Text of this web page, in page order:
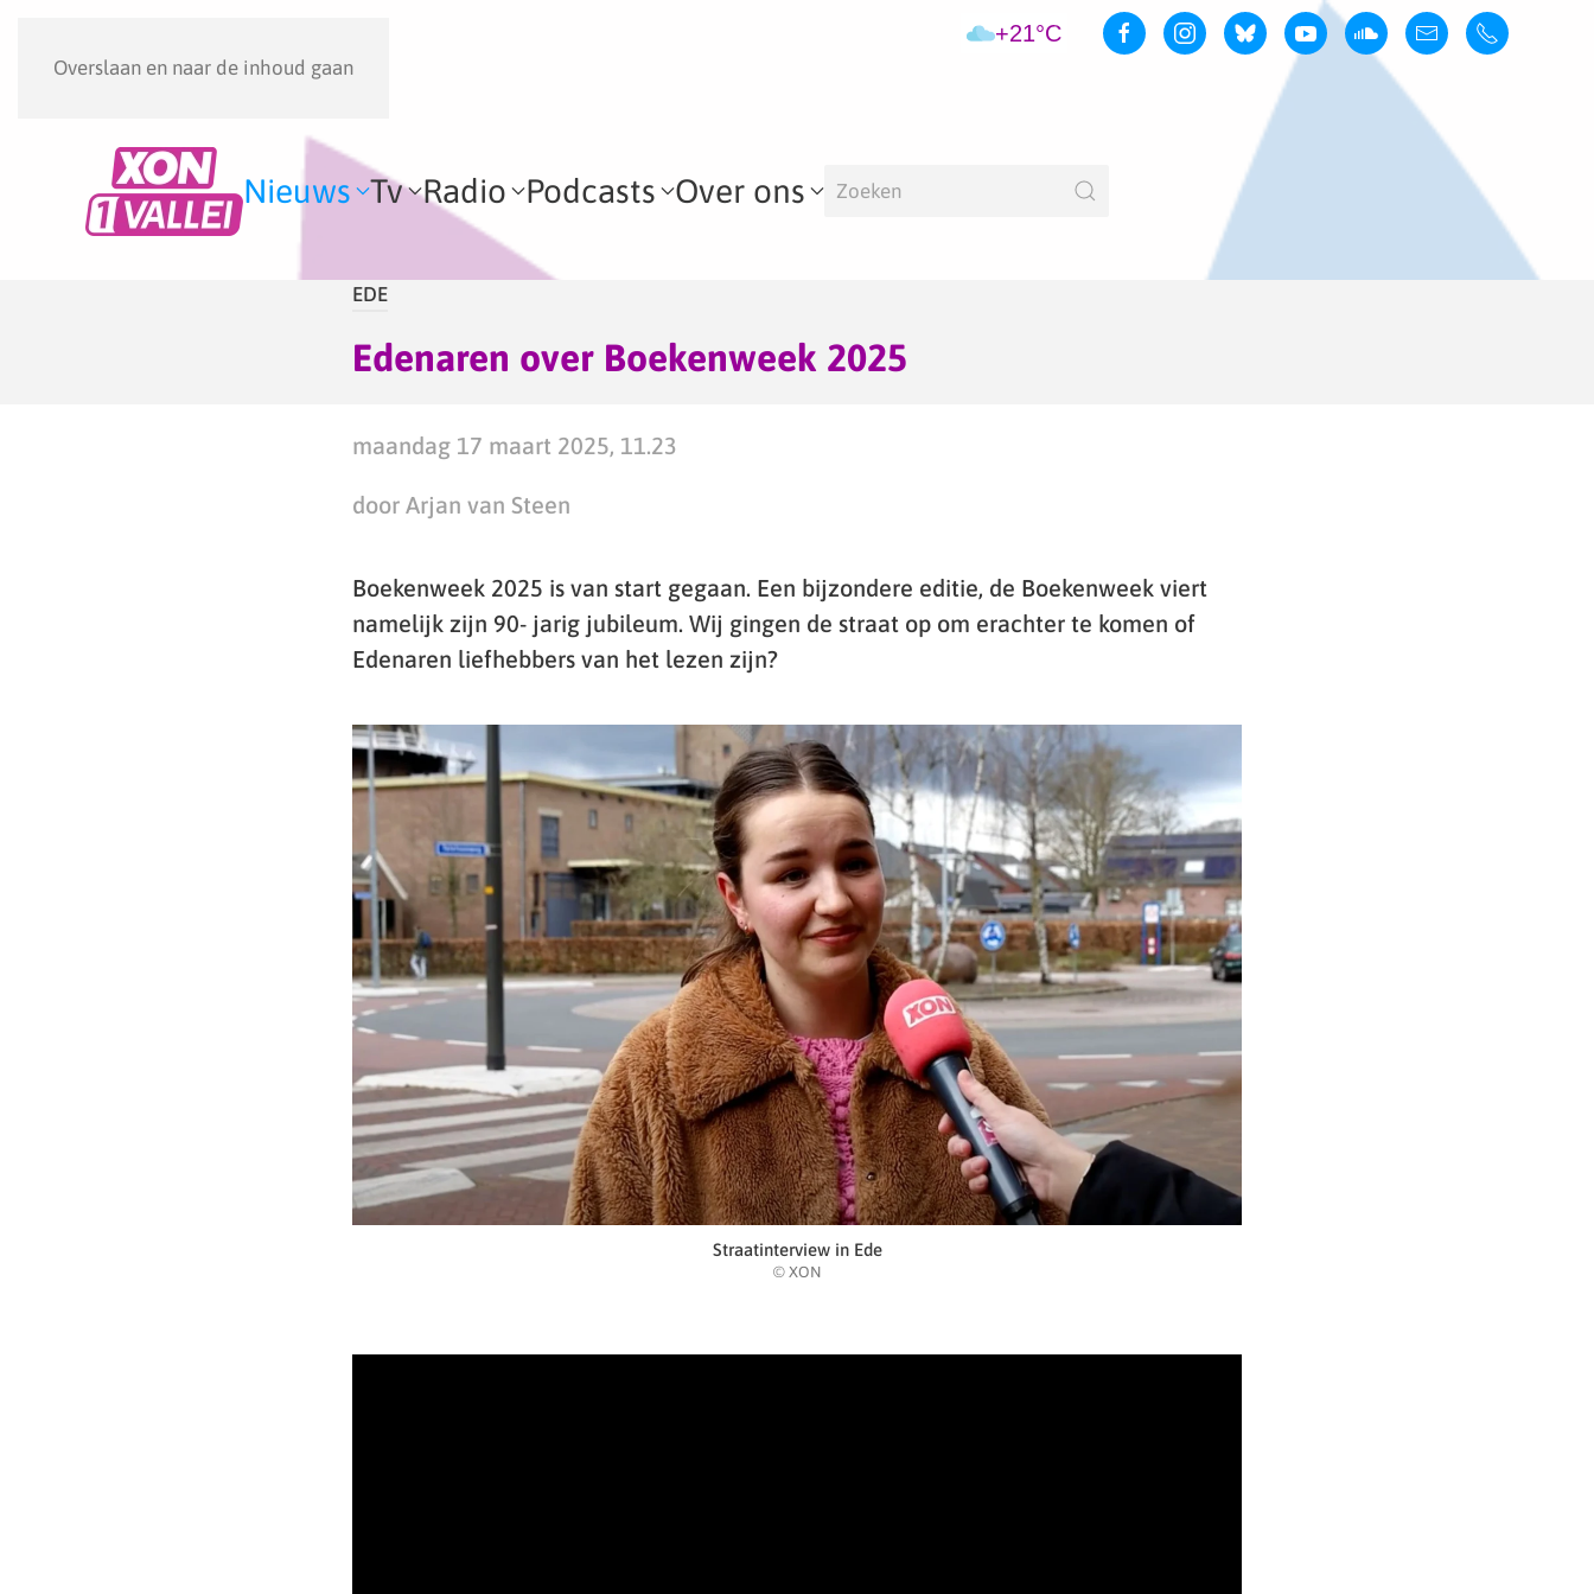
Overslaan en naar de inhoud gaan
+21°C
Nieuws Tv Radio Podcasts Over ons
EDE
Edenaren over Boekenweek 2025
maandag 17 maart 2025, 11.23
door Arjan van Steen
Boekenweek 2025 is van start gegaan. Een bijzondere editie, de Boekenweek viert
namelijk zijn 90- jarig jubileum. Wij gingen de straat op om erachter te komen of
Edenaren liefhebbers van het lezen zijn?
Straatinterview in Ede
© XON